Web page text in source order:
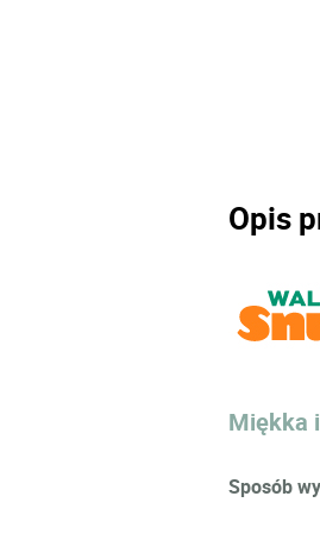
Opis
Miękka
Sposób